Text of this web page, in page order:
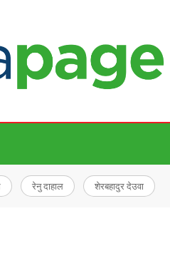
रेनु दाहाल शेरबहादुर देउवा